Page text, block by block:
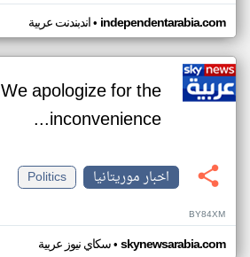
اندبندنت عربية• independentarabia.com
We apologize for the
inconvenience...
اخبار موريتانيا
Politics
BY84XM
سكاي نيوز عربية• skynewsarabia.com